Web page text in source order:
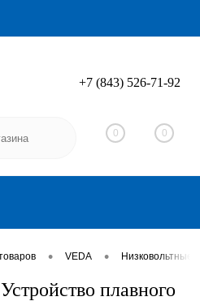
Вход Регистрация
+7 (843) 526-71-92
0 0
• VEDA •
плавного